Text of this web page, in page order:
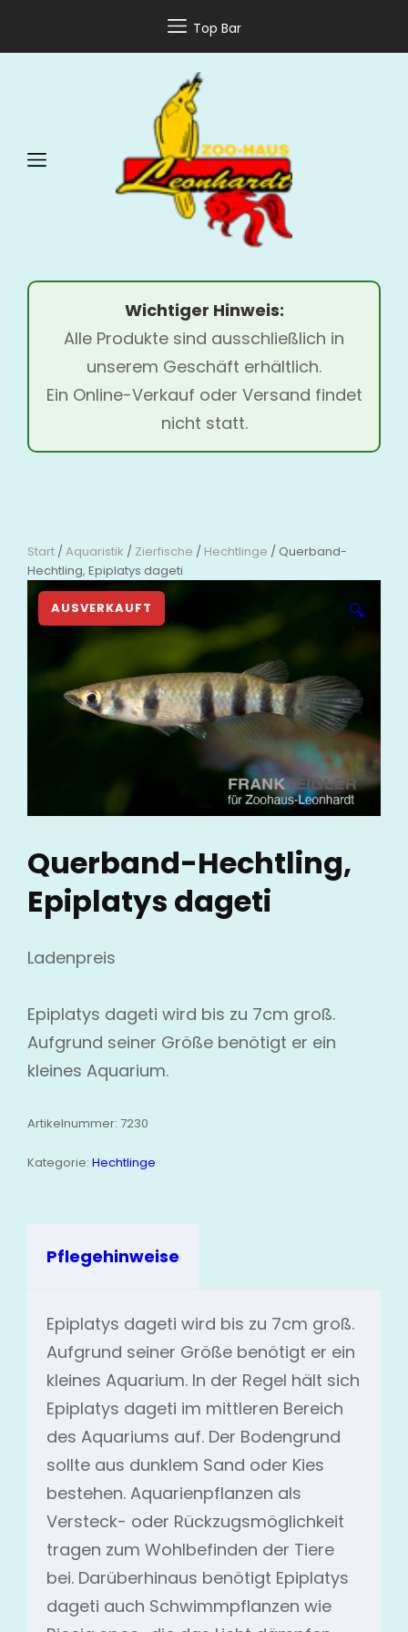
Top Bar
Wichtiger Hinweis:
Alle Produkte sind ausschließlich in
unserem Geschäft erhältlich.
Ein Online-Verkauf oder Versand findet
nicht statt.
Start /Aquaristik / Zierfische / Hechtlinge / Querband-
Hechtling, Epiplatys dageti
🔍
Querband-Hechtling,
Epiplatys dageti
Ladenpreis
Epiplatys dageti wird bis zu 7cm groß.
Aufgrund seiner Größe benötigt er ein
kleines Aquarium.
Artikelnummer: 7230
Kategorie: Hechtlinge
Pflegehinweise
Epiplatys dageti wird bis zu 7cm groß.
Aufgrund seiner Größe benötigt er ein
kleines Aquarium. In der Regel hält sich
Epiplatys dageti im mittleren Bereich
des Aquariums auf. Der Bodengrund
sollte aus dunklem Sand oder Kies
bestehen. Aquarienpflanzen als
Versteck- oder Rückzugsmöglichkeit
tragen zum Wohlbefinden der Tiere
bei. Darüberhinaus benötigt Epiplatys
dageti auch Schwimmpflanzen wie